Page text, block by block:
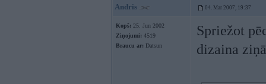
Andris 04. Mar 2007, 19:37
Kopš: 25. Jun 2002
Ziņojumi: 4519
Braucu ar: Datsun
Spriežot
dizaina